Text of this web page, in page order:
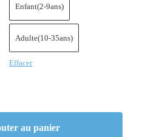
Enfant(2-9ans)
Adulte(10-35ans)
Effacer
au panier